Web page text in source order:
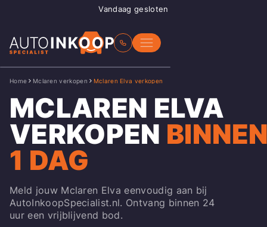
Vandaag gesloten
Home Mclaren verkopen Mclaren Elva verkopen
MCLAREN ELVA
VERKOPEN
1 DAG
Meld jouw Mclaren Elva eenvoudig aan bij
AutoInkoopSpecialist.nl. Ontvang binnen 24
uur een vrijblijvend bod.